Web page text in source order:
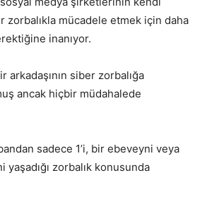
zorbalıkla mücadele etmek için daha
inanıyor.
arkadaşının siber zorbalığa
ancak hiçbir müdahalede
sadece 1’i, bir ebeveyni veya
zorbalık konusunda